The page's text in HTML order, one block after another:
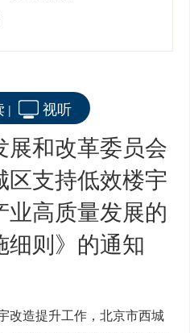
| 视听
展和改革委员会
区支持低效楼宇
业高质量发展的
细则》的通知
改造提升工作 ，北京市西城